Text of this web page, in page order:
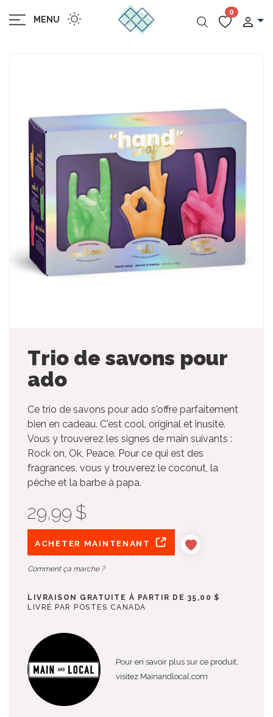
MENU
0
Trio de savons pour
ado
Ce trio de savons pour ado s'offre parfaitement
bien en cadeau. C'est cool, original et inusité.
Vous y trouverez les signes de main suivants :
Rock on, Ok, Peace. Pour ce qui est des
fragrances, vous y trouverez le coconut, la
pêche et la barbe à papa.
29,99 $
ACHETER MAINTENANT
Comment ça marche ?
LIVRAISON GRATUITE À PARTIR DE 35,00 $
LIVRÉ PAR POSTES CANADA
Pour en savoir plus sur ce produit,
visitez Mainandlocal.com